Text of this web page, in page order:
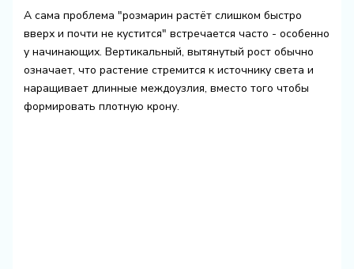
А сама проблема "розмарин растёт слишком быстро
вверх и почти не кустится" встречается часто - особенно
у начинающих. Вертикальный, вытянутый рост обычно
означает, что растение стремится к источнику света и
наращивает длинные междоузлия, вместо того чтобы
формировать плотную крону.